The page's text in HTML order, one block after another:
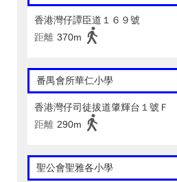
香港灣仔譚臣道１６９號
距離 370m
番禺會所華仁小學
香港灣仔司徒拔道肇輝台１號Ｆ
距離 290m
聖公會聖雅各小學